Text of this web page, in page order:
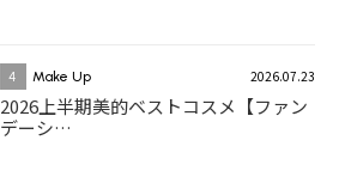
4 Make Up 2026.07.23
2026上半期美的ベストコスメ【ファン
デーシ…